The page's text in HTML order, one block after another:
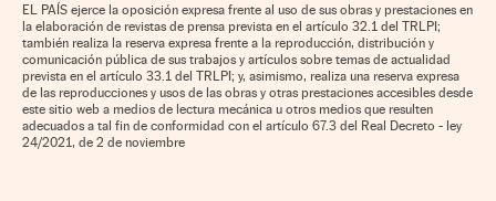
EL PAÍS ejerce la oposición expresa frente al uso de sus obras y prestaciones en
la elaboración de revistas de prensa prevista en el artículo 32.1 del TRLPI;
también realiza la reserva expresa frente a la reproducción, distribución y
comunicación pública de sus trabajos y artículos sobre temas de actualidad
prevista en el artículo 33.1 del TRLPI; y, asimismo, realiza una reserva expresa
de las reproducciones y usos de las obras y otras prestaciones accesibles desde
este sitio web a medios de lectura mecánica u otros medios que resulten
adecuados a tal fin de conformidad con el artículo 67.3 del Real Decreto - ley
24/2021, de 2 de noviembre